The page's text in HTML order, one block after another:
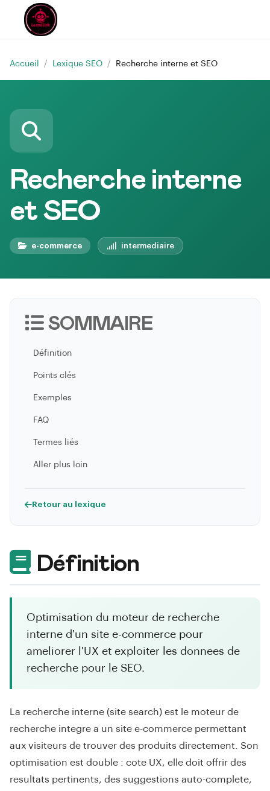
Accueil / Lexique SEO / Recherche interne et SEO
Recherche interne
et SEO
e-commerce intermediaire
Définition
Optimisation du moteur de recherche
interne d'un site e-commerce pour
ameliorer l'UX et exploiter les donnees de
recherche pour le SEO.
La recherche interne (site search) est le moteur de
recherche integre a un site e-commerce permettant
aux visiteurs de trouver des produits directement. Son
optimisation est double : cote UX, elle doit offrir des
resultats pertinents, des suggestions auto-complete,
SOMMAIRE
Définition
Points clés
Exemples
FAQ
Termes liés
Aller plus loin
Retour au lexique